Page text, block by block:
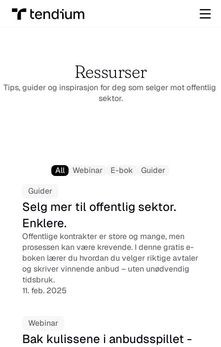
Ressurser
Tips, guider og inspirasjon for deg som selger mot offentlig
sektor.
All Webinar E-bok
Guider
Guider
Selg mer til offentlig sektor.
Enklere.
Offentlige kontrakter er store og mange, men
prosessen kan være krevende. I denne gratis e-
boken lærer du hvordan du velger riktige avtaler
og skriver vinnende anbud – uten unødvendig
tidsbruk.
11. feb. 2025
Webinar
Bak kulissene i anbudsspillet -